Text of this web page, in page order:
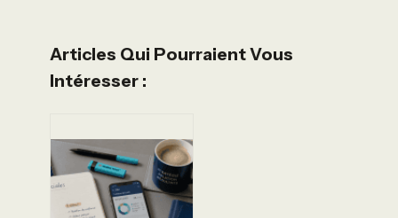
Articles Qui Pourraient Vous
Intéresser :